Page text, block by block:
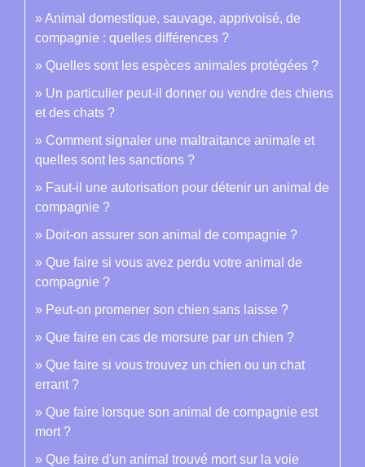
Animal domestique, sauvage, apprivoisé, de
compagnie : quelles différences ?
Quelles sont les espèces animales protégées ?
Un particulier peut-il donner ou vendre des chiens
et des chats ?
Comment signaler une maltraitance animale et
quelles sont les sanctions ?
Faut-il une autorisation pour détenir un animal de
compagnie ?
Doit-on assurer son animal de compagnie ?
Que faire si vous avez perdu votre animal de
compagnie ?
Peut-on promener son chien sans laisse ?
Que faire en cas de morsure par un chien ?
Que faire si vous trouvez un chien ou un chat
errant ?
Que faire lorsque son animal de compagnie est
mort ?
Que faire d'un animal trouvé mort sur la voie